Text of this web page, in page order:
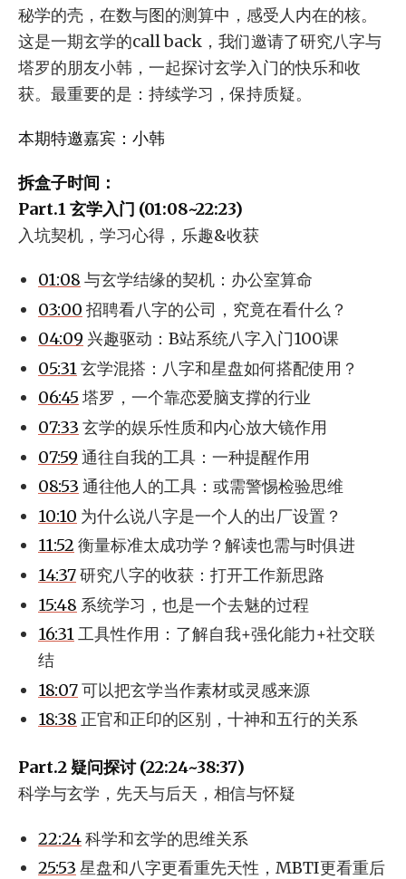
秘学的壳，在数与图的测算中，感受人内在的核。
这是一期玄学的call back，我们邀请了研究八字与
塔罗的朋友小韩，一起探讨玄学入门的快乐和收
获。最重要的是：持续学习，保持质疑。
本期特邀嘉宾：小韩
拆盒子时间：
Part.1 玄学入门 (01:08~22:23)
入坑契机，学习心得，乐趣&收获
01:08 与玄学结缘的契机：办公室算命
03:00 招聘看八字的公司，究竟在看什么？
04:09 兴趣驱动：B站系统八字入门100课
05:31玄学混搭：八字和星盘如何搭配使用？
06:45 塔罗，一个靠恋爱脑支撑的行业
07:33 玄学的娱乐性质和内心放大镜作用
07:59 通往自我的工具：一种提醒作用
08:53 通往他人的工具：或需警惕检验思维
10:10 为什么说八字是一个人的出厂设置？
11:52 衡量标准太成功学？解读也需与时俱进
14:37研究八字的收获：打开工作新思路
15:48 系统学习，也是一个去魅的过程
16:31工具性作用：了解自我+强化能力+社交联
结
18:07可以把玄学当作素材或灵感来源
18:38 正官和正印的区别，十神和五行的关系
Part.2 疑问探讨 (22:24~38:37)
科学与玄学，先天与后天，相信与怀疑
22:24科学和玄学的思维关系
25:53 星盘和八字更看重先天性，MBTI更看重后